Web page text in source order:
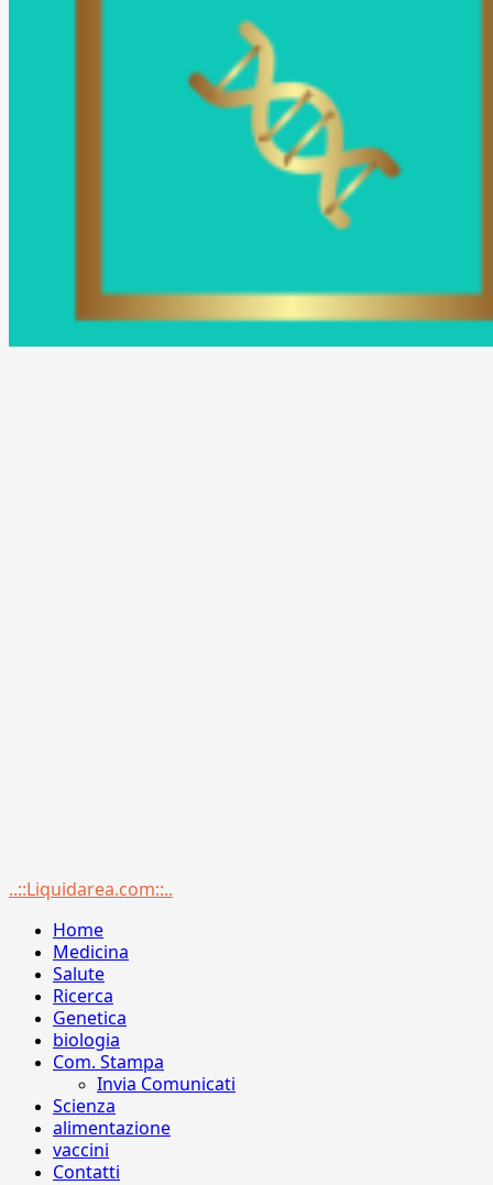
Menu
..::Liquidarea.com::..
Home
Medicina
Salute
Ricerca
Genetica
biologia
Com. Stampa
Invia Comunicati
Scienza
alimentazione
vaccini
Contatti